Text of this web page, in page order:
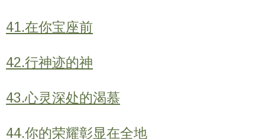
41.在你宝座前
42.行神迹的神
43.心灵深处的渴慕
44.你的荣耀彰显在全地